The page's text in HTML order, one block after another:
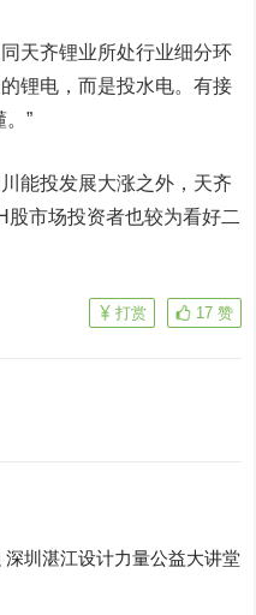
齐锂业所处行业细分环
锂电，而是投水电。有接
”
投发展大涨之外，天齐
市场投资者也较为看好二
17 赞
打赏
圳湛江设计力量公益大讲堂